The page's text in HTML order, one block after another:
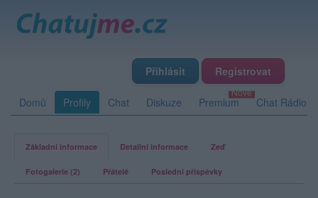
Přihlásit Registrovat
Domů Profily Chat Diskuze Premium Chat Rádio
Základní informace Detailní informace Zeď
Fotogalerie (2) Přátelé Poslední příspěvky